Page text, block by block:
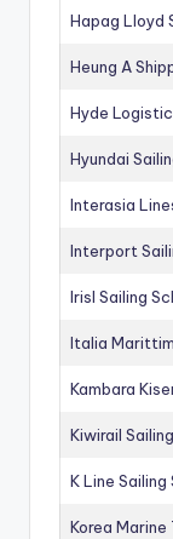
Hapag Lloyd
Heung A
Hyde
Hyundai
Interasia
Interport
Irisl Sailing
Italia
Kambara
Kiwirail
K Line Sailing
Korea